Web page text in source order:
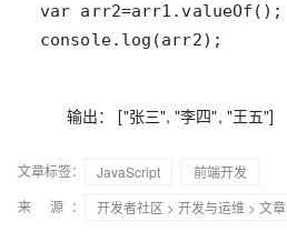
console.log(arr2);
输出： ["张三", "李四", "王五"]
文章标签： JavaScript
前端开发
来 源：
开发者社区 > 开发与运维 > 文章